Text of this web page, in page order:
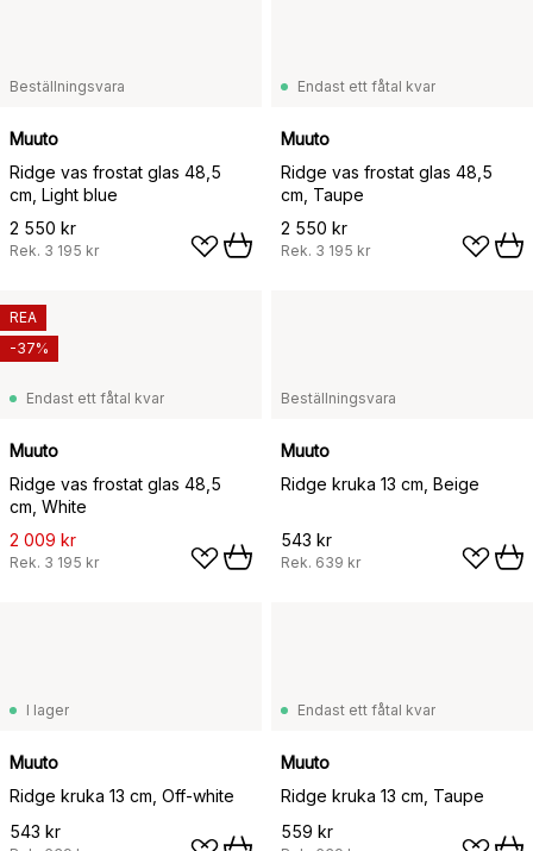
Beställningsvara
Muuto
Ridge vas frostat glas 48,5
cm, Light blue
2 550 kr
Rek. 3 195 kr
Endast ett fåtal kvar
Muuto
Ridge vas frostat glas 48,5
cm, Taupe
2 550 kr
Rek. 3 195 kr
Endast ett fåtal kvar
Muuto
Ridge vas frostat glas 48,5
cm, White
2 009 kr
Rek. 3 195 kr
REA
-37%
Beställningsvara
Muuto
Ridge kruka 13 cm, Beige
543 kr
Rek. 639 kr
I lager
Muuto
Ridge kruka 13 cm, Off-white
543 kr
Endast ett fåtal kvar
Muuto
Ridge kruka 13 cm, Taupe
559 kr